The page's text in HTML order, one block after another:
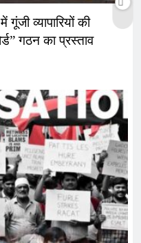
व्यापारियों की
गठन का प्रस्ताव